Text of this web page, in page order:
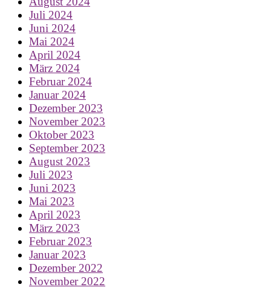
Juli 2024
Juni 2024
Mai 2024
April 2024
März 2024
Februar 2024
Januar 2024
Dezember 2023
November 2023
Oktober 2023
September 2023
August 2023
Juli 2023
Juni 2023
Mai 2023
April 2023
März 2023
Februar 2023
Januar 2023
Dezember 2022
November 2022